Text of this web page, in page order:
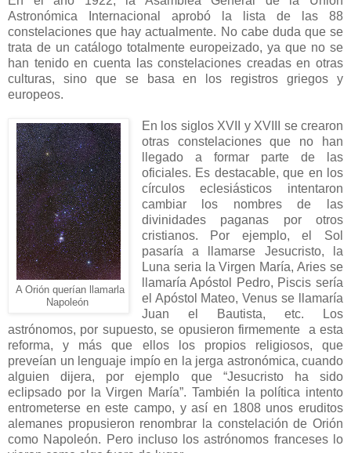
Astronómica Internacional aprobó la lista de las 88
constelaciones que hay actualmente. No cabe duda que se
trata de un catálogo totalmente europeizado, ya que no se
han tenido en cuenta las constelaciones creadas en otras
culturas, sino que se basa en los registros griegos y
europeos.
A Orión querían llamarla
Napoleón
En los siglos XVII y XVIII se crearon
otras constelaciones que no han
llegado a formar parte de las
oficiales. Es destacable, que en los
círculos eclesiásticos intentaron
cambiar los nombres de las
divinidades paganas por otros
cristianos. Por ejemplo, el Sol
pasaría a llamarse Jesucristo, la
Luna seria la Virgen María, Aries se
llamaría Apóstol Pedro, Piscis sería
el Apóstol Mateo, Venus se llamaría
Juan el Bautista, etc. Los
astrónomos, por supuesto, se opusieron firmemente a esta
reforma, y más que ellos los propios religiosos, que
preveían un lenguaje impío en la jerga astronómica, cuando
alguien dijera, por ejemplo que “Jesucristo ha sido
eclipsado por la Virgen María”. También la política intento
entrometerse en este campo, y así en 1808 unos eruditos
alemanes propusieron renombrar la constelación de Orión
como Napoleón. Pero incluso los astrónomos franceses lo